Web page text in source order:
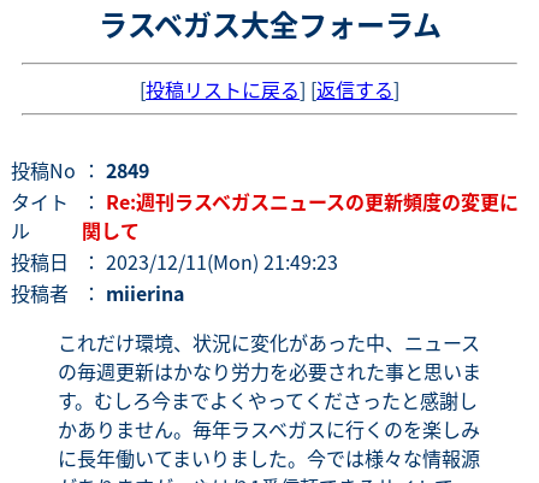
ラスベガス大全フォーラム
[投稿リストに戻る] [返信する]
投稿No ： 2849
タイト
ル
： Re:週刊ラスベガスニュースの更新頻度の変更に
関して
投稿日
： 2023/12/11(Mon) 21:49:23
投稿者
： miierina
これだけ環境、状況に変化があった中、ニュース
の毎週更新はかなり労力を必要された事と思いま
す。むしろ今までよくやってくださったと感謝し
かありません。毎年ラスベガスに行くのを楽しみ
に長年働いてまいりました。今では様々な情報源